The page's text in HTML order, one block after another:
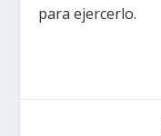
para ejercerlo.